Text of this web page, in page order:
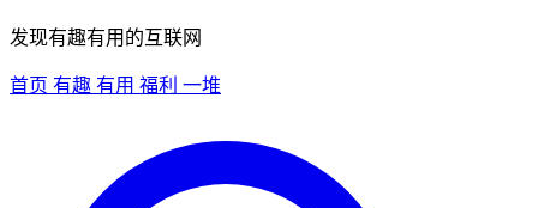
发现有趣有用的互联网
首页 有趣 有用 福利 一堆